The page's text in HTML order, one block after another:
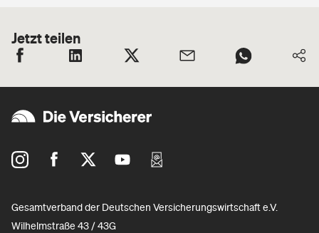
Jetzt teilen
Gesamtverband der Deutschen Versicherungswirtschaft e.V.
Wilhelmstraße 43 / 43G